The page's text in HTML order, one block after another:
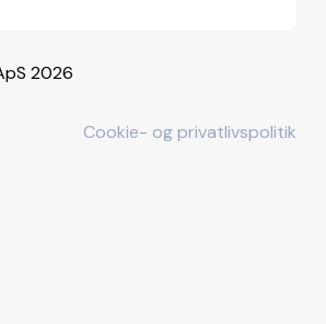
2026
Cookie- og privatlivspolitik